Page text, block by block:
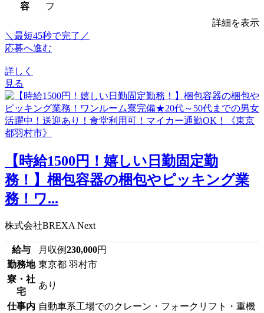
容
フ
詳細を表示
＼最短45秒で完了／
応募へ進む
詳しく
見る
【時給1500円！嬉しい日勤固定勤
務！】梱包容器の梱包やピッキング業
務！ワ...
株式会社BREXA Next
給与 月収例230,000円
勤務地 東京都 羽村市
寮・社
宅
あり
仕事内 自動車系工場でのクレーン・フォークリフト・重機